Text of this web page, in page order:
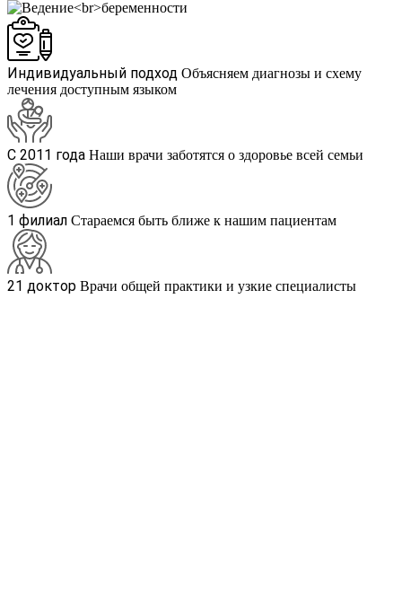
Индивидуальный подход Объясняем диагнозы и схему
лечения доступным языком
С 2011 года Наши врачи заботятся о здоровье всей семьи
1 филиал Стараемся быть ближе к нашим пациентам
21 доктор Врачи общей практики и узкие специалисты